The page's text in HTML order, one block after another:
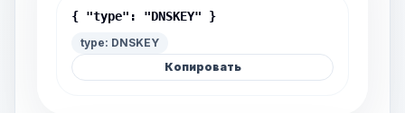
{ "type": "DNSKEY" }
type: DNSKEY
Копировать